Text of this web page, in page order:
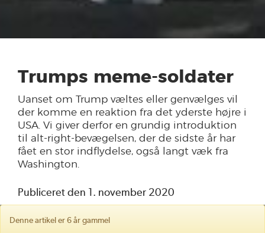
Trumps meme-soldater
Uanset om Trump væltes eller genvælges vil
der komme en reaktion fra det yderste højre i
USA. Vi giver derfor en grundig introduktion
til alt-right-bevægelsen, der de sidste år har
fået en stor indflydelse, også langt væk fra
Washington.
Publiceret den 1. november 2020
Denne artikel er 6 år gammel